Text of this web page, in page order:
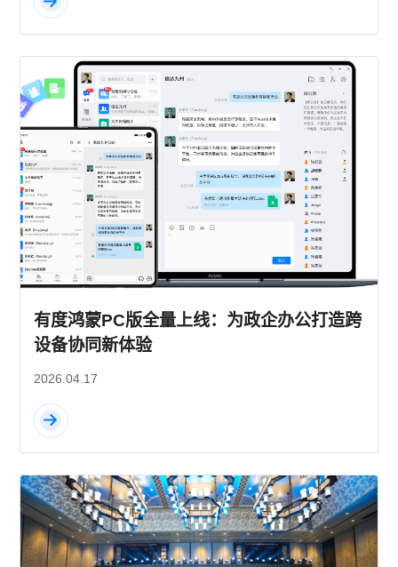
有度鸿蒙PC版全量上线：为政企办公打造跨
设备协同新体验
2026.04.17